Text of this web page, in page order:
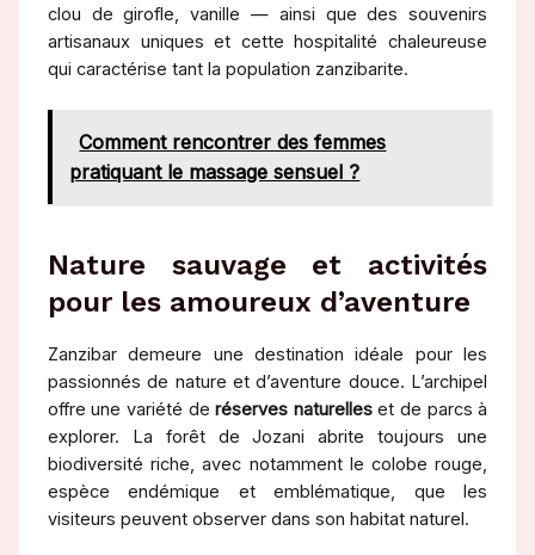
clou de girofle, vanille — ainsi que des souvenirs
artisanaux uniques et cette hospitalité chaleureuse
qui caractérise tant la population zanzibarite.
Comment rencontrer des femmes
pratiquant le massage sensuel ?
Nature sauvage et activités
pour les amoureux d’aventure
Zanzibar demeure une destination idéale pour les
passionnés de nature et d’aventure douce. L’archipel
offre une variété deréserves naturelleset de parcs à
explorer. La forêt de Jozani abrite toujours une
biodiversité riche, avec notamment le colobe rouge,
espèce endémique et emblématique, que les
visiteurs peuvent observer dans son habitat naturel.